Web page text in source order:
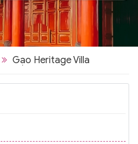
Gạo Heritage Villa